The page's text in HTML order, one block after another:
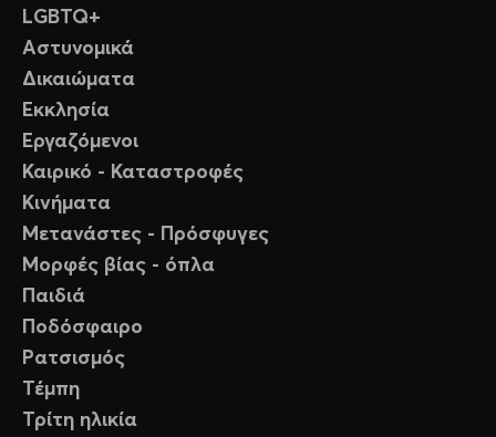
LGBTQ+
Αστυνομικά
Δικαιώματα
Εκκλησία
Εργαζόμενοι
Καιρικό - Καταστροφές
Κινήματα
Μετανάστες - Πρόσφυγες
Μορφές βίας - όπλα
Παιδιά
Ποδόσφαιρο
Ρατσισμός
Τέμπη
Τρίτη ηλικία